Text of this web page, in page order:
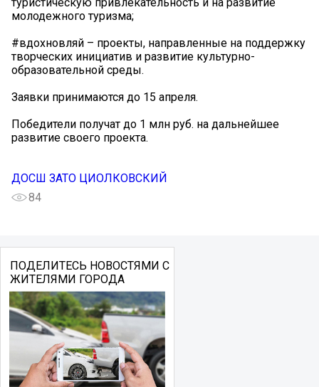
молодежного туризма;
#вдохновляй – проекты, направленные на поддержку
творческих инициатив и развитие культурно-
образовательной среды.
Заявки принимаются до 15 апреля.
Победители получат до 1 млн руб. на дальнейшее
развитие своего проекта.
ДОСШ ЗАТО ЦИОЛКОВСКИЙ
84
ПОДЕЛИТЕСЬ НОВОСТЯМИ С
ЖИТЕЛЯМИ ГОРОДА